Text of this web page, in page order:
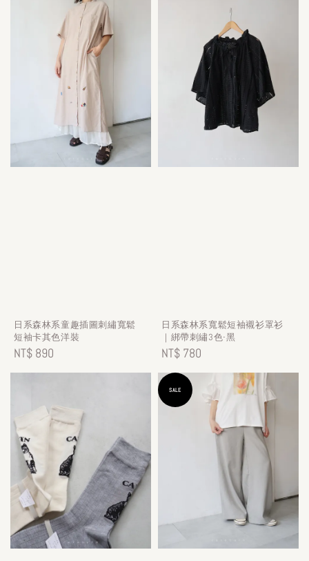
日系森林系童趣插圖刺繡寬鬆
短袖卡其色洋裝
Regular
price
NT$ 890
日系森林系寬鬆短袖襯衫罩衫
｜綁帶刺繡3色-黑
Regular
price
NT$ 780
SALE